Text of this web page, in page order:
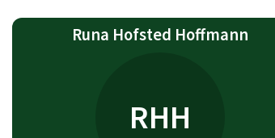
Runa Hofsted Hoffmann
RHH